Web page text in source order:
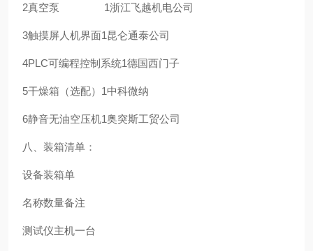
2真空泵 1浙江飞越机电公司
3触摸屏人机界面1昆仑通泰公司
4PLC可编程控制系统1德国西门子
5干燥箱（选配） 1中科微纳
6静音无油空压机1奥突斯工贸公司
八、装箱清单：
设备装箱单
名称数量备注
测试仪主机一台